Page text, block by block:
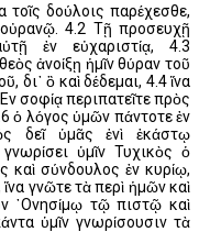
τοῖς δούλοις παρέχεσθε,
οὐρανῷ. 4.2 Τῇ προσευχῇ
ἐν εὐχαριστίᾳ, 4.3
ἀνοίξῃ ἡμῖν θύραν τοῦ
δι᾽ ὃ καὶ δέδεμαι, 4.4 ἵνα
σοφίᾳ περιπατεῖτε πρὸς
ὁ λόγος ὑμῶν πάντοτε ἐν
δεῖ ὑμᾶς ἑνὶ ἑκάστῳ
ὑμῖν Τυχικὸς ὁ
καὶ σύνδουλος ἐν κυρίῳ,
γνῶτε τὰ περὶ ἡμῶν καὶ
᾽Ονησίμῳ τῷ πιστῷ καὶ
ὑμῖν γνωρίσουσιν τὰ